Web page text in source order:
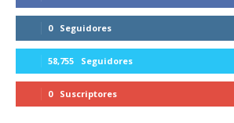
0 Seguidores
58,755 Seguidores
0 Suscriptores